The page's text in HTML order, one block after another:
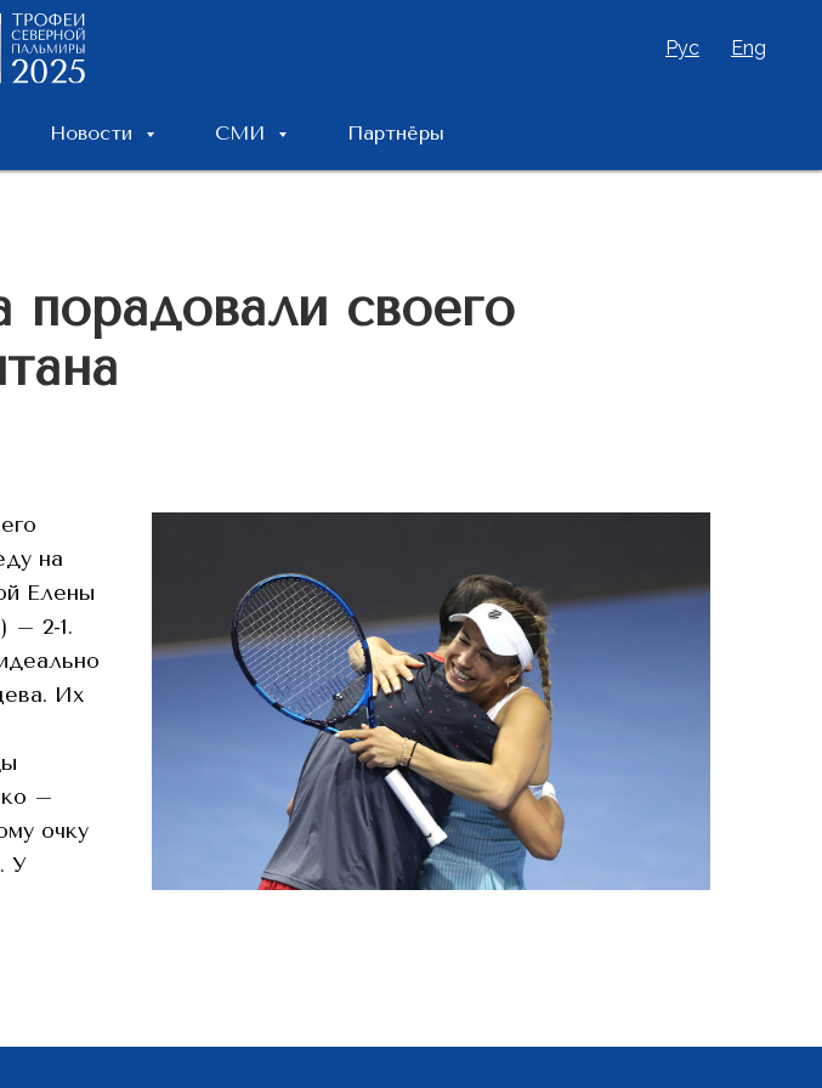
Eng
Рус
Новости СМИ Партнёры
своего
на
Елены
– 2-1.
Их
–
очку
У